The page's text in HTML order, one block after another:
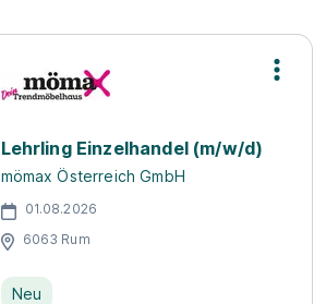
Lehrling Einzelhandel (m/w/d)
mömax Österreich GmbH
01.08.2026
6063 Rum
Neu